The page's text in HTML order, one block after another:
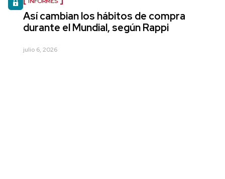
Así cambian los hábitos de compra
durante el Mundial, según Rappi
julio 6, 2026